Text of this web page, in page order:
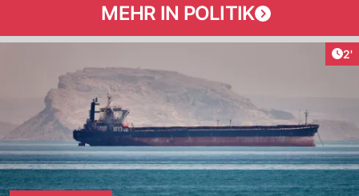
MEHR IN POLITIK
2'